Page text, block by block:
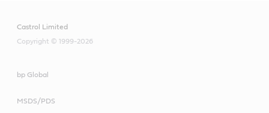
Castrol Limited
Copyright © 1999-2026
bp Global
MSDS/PDS